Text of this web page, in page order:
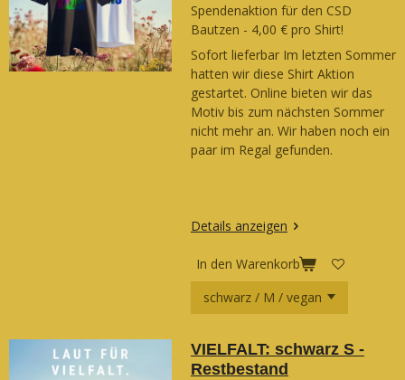
Spendenaktion für den CSD
Bautzen - 4,00 € pro Shirt!
Sofort lieferbar Im letzten Sommer
hatten wir diese Shirt Aktion
gestartet. Online bieten wir das
Motiv bis zum nächsten Sommer
nicht mehr an. Wir haben noch ein
paar im Regal gefunden.
Details anzeigen
In den Warenkorb
VIELFALT: schwarz S -
Restbestand